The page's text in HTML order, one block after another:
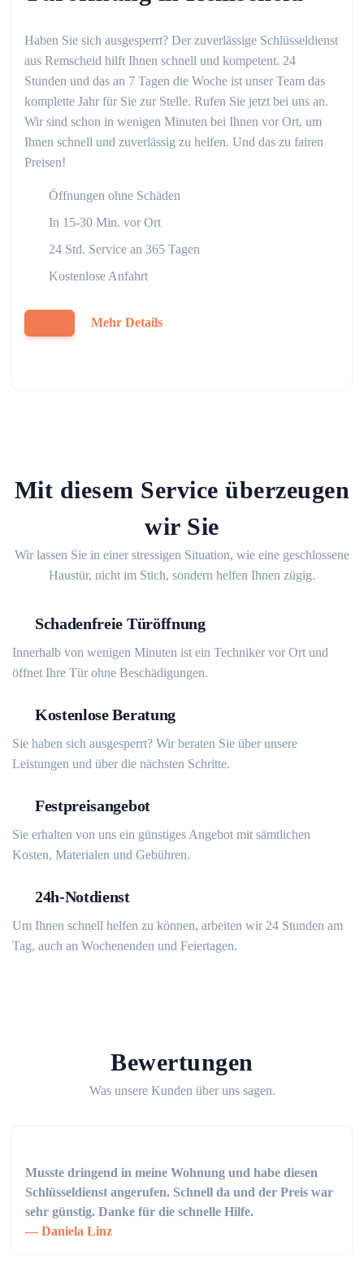
Haben Sie sich ausgesperrt? Der zuverlässige Schlüsseldienst
aus Remscheid hilft Ihnen schnell und kompetent. 24
Stunden und das an 7 Tagen die Woche ist unser Team das
komplette Jahr für Sie zur Stelle. Rufen Sie jetzt bei uns an.
Wir sind schon in wenigen Minuten bei Ihnen vor Ort, um
Ihnen schnell und zuverlässig zu helfen. Und das zu fairen
Preisen!
Öffnungen ohne Schäden
In 15-30 Min. vor Ort
24 Std. Service an 365 Tagen
Kostenlose Anfahrt
Mehr Details
Mit diesem Service überzeugen
wir Sie
Wir lassen Sie in einer stressigen Situation, wie eine geschlossene
Haustür, nicht im Stich, sondern helfen Ihnen zügig.
Schadenfreie Türöffnung
Innerhalb von wenigen Minuten ist ein Techniker vor Ort und
öffnet Ihre Tür ohne Beschädigungen.
Kostenlose Beratung
Sie haben sich ausgesperrt? Wir beraten Sie über unsere
Leistungen und über die nächsten Schritte.
Festpreisangebot
Sie erhalten von uns ein günstiges Angebot mit sämtlichen
Kosten, Materialen und Gebühren.
24h-Notdienst
Um Ihnen schnell helfen zu können, arbeiten wir 24 Stunden am
Tag, auch an Wochenenden und Feiertagen.
Bewertungen
Was unsere Kunden über uns sagen.
Musste dringend in meine Wohnung und habe diesen
Schlüsseldienst angerufen. Schnell da und der Preis war
sehr günstig. Danke für die schnelle Hilfe.
Daniela Linz